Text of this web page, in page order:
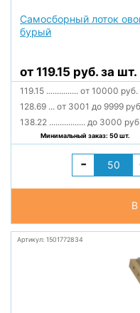
Самосборный лоток
бурый
от 119.15 руб. за шт.
119.15 ............... от 10000 руб.
128.69 ... от 3001 до 9999
138.22 ................. до 3000
Минимальный заказ: 50 шт.
-
В
Артикул: 1501772834